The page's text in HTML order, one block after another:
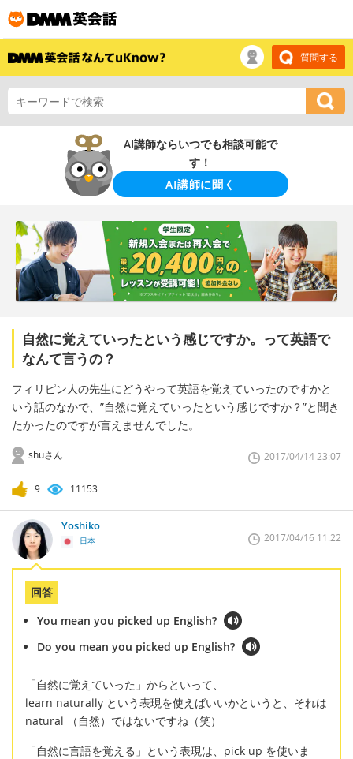
質問する
AI講師ならいつでも相談可能で
す！
AI講師に聞く
自然に覚えていったという感じですか。って英語で
なんて言うの？
フィリピン人の先生にどうやって英語を覚えていったのですかと
いう話のなかで、”自然に覚えていったという感じですか？”と聞き
たかったのですが言えませんでした。
shuさん 2017/04/14 23:07
9 11153
Yoshiko
日本 2017/04/16 11:22
回答
You mean you picked up English?
Do you mean you picked up English?
「自然に覚えていった」からといって、
learn naturally という表現を使えばいいかというと、それは
natural （自然）ではないですね（笑）
「自然に言語を覚える」という表現は、pick up を使いま